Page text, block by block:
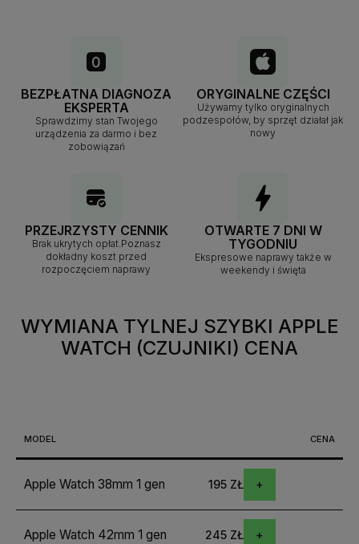
BEZPŁATNA DIAGNOZA
EKSPERTA
Sprawdzimy stan Twojego
urządzenia za darmo i bez
zobowiązań
ORYGINALNE CZĘŚCI
Używamy tylko oryginalnych
podzespołów, by sprzęt działał jak
nowy
PRZEJRZYSTY CENNIK
Brak ukrytych opłat.Poznasz
dokładny koszt przed
rozpoczęciem naprawy
OTWARTE 7 DNI W
TYGODNIU
Ekspresowe naprawy także w
weekendy i święta
WYMIANA TYLNEJ SZYBKI APPLE
WATCH (CZUJNIKI) CENA
MODEL CENA
Apple Watch 38mm 1 gen 195 ZŁ
Apple Watch 42mm 1 gen 245 ZŁ